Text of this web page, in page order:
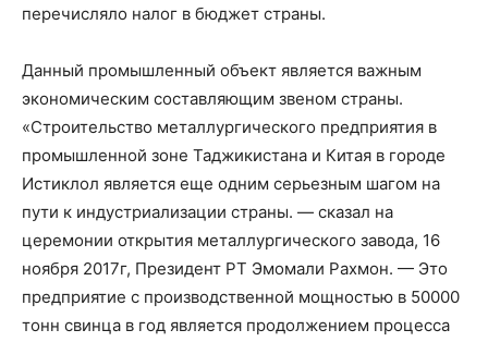
перечисляло налог в бюджет страны.
Данный промышленный объект является важным
экономическим составляющим звеном страны.
«Строительство металлургического предприятия в
промышленной зоне Таджикистана и Китая в городе
Истиклол является еще одним серьезным шагом на
пути к индустриализации страны. — сказал на
церемонии открытия металлургического завода, 16
ноября 2017г, Президент РТ Эмомали Рахмон. — Это
предприятие с производственной мощностью в 50000
тонн свинца в год является продолжением процесса